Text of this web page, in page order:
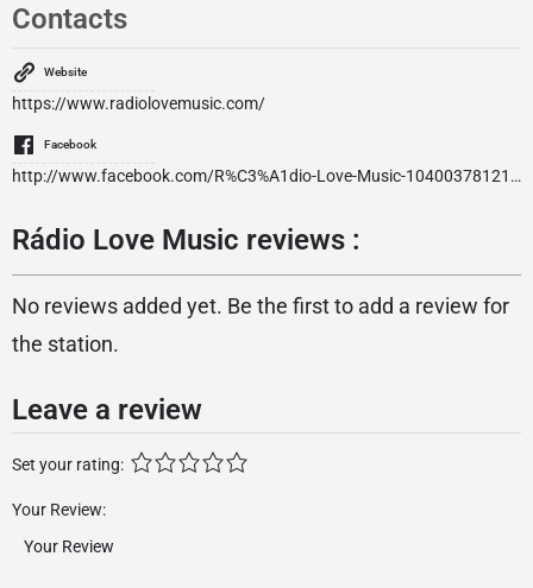
Contacts
Website
https://www.radiolovemusic.com/
Facebook
http://www.facebook.com/R%C3%A1dio-Love-Music-104003781219731/
Rádio Love Music reviews :
No reviews added yet. Be the first to add a review for
the station.
Leave a review
Set your rating:
Your Review: